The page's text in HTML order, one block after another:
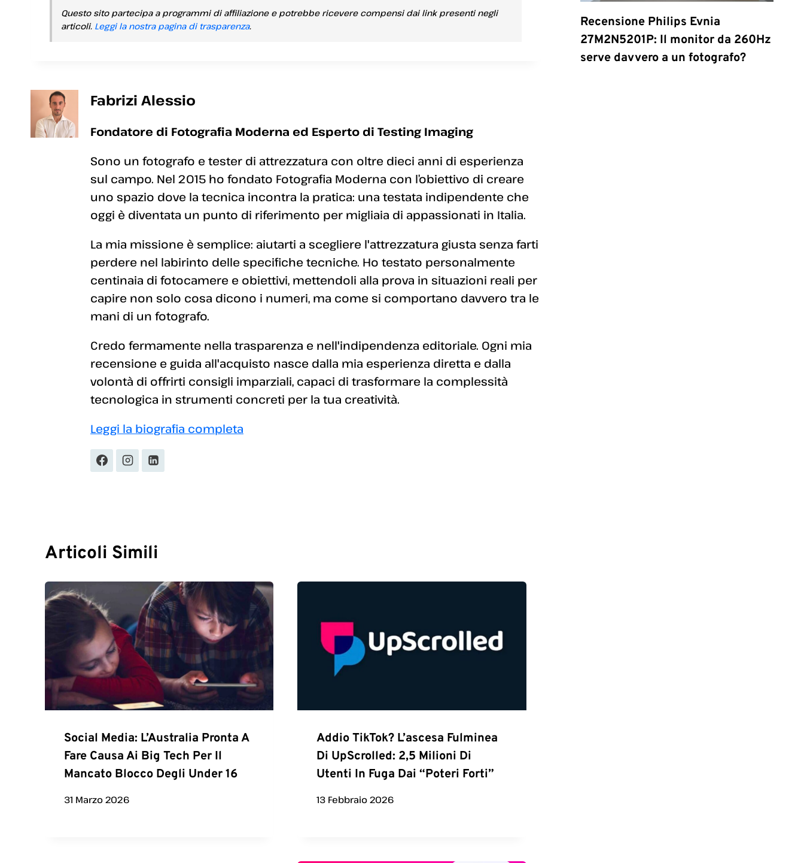
Questo sito partecipa a programmi di affiliazione e potrebbe ricevere compensi dai link presenti negli
articoli. Leggi la nostra pagina di trasparenza.
Fabrizi Alessio
Fondatore di Fotografia Moderna ed Esperto di Testing Imaging
Sono un fotografo e tester di attrezzatura con oltre dieci anni di esperienza
sul campo. Nel 2015 ho fondato Fotografia Moderna con l’obiettivo di creare
uno spazio dove la tecnica incontra la pratica: una testata indipendente che
oggi è diventata un punto di riferimento per migliaia di appassionati in Italia.
La mia missione è semplice: aiutarti a scegliere l'attrezzatura giusta senza farti
perdere nel labirinto delle specifiche tecniche. Ho testato personalmente
centinaia di fotocamere e obiettivi, mettendoli alla prova in situazioni reali per
capire non solo cosa dicono i numeri, ma come si comportano davvero tra le
mani di un fotografo.
Credo fermamente nella trasparenza e nell'indipendenza editoriale. Ogni mia
recensione e guida all'acquisto nasce dalla mia esperienza diretta e dalla
volontà di offrirti consigli imparziali, capaci di trasformare la complessità
tecnologica in strumenti concreti per la tua creatività.
Leggi la biografia completa
Articoli Simili
Social Media: L’Australia Pronta A
Fare Causa Ai Big Tech Per Il
Mancato Blocco Degli Under 16
31 Marzo 2026
Addio TikTok? L’ascesa Fulminea
Di UpScrolled: 2,5 Milioni Di
Utenti In Fuga Dai “poteri Forti”
13 Febbraio 2026
Recensione Philips Evnia
27M2N5201P: Il monitor da 260Hz
serve davvero a un fotografo?